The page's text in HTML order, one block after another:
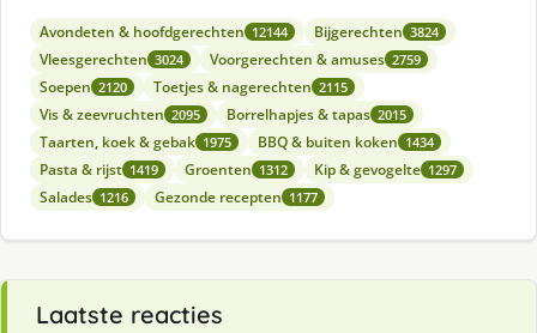
Avondeten & hoofdgerechten 12144 Bijgerechten 3824
Vleesgerechten 3024 Voorgerechten & amuses 2759
Soepen 2120 Toetjes & nagerechten 2115
Vis & zeevruchten 2095 Borrelhapjes & tapas 2015
Taarten, koek & gebak 1975 BBQ & buiten koken 1434
Pasta & rijst 1419 Groenten 1312 Kip & gevogelte 1297
Salades 1216 Gezonde recepten 1177
Laatste reacties